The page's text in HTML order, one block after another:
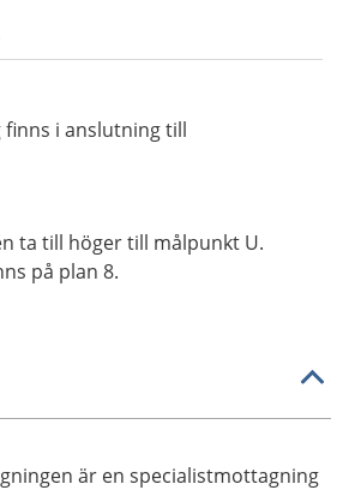
finns i anslutning till
ta till höger till målpunkt U.
på plan 8.
är en specialistmottagning